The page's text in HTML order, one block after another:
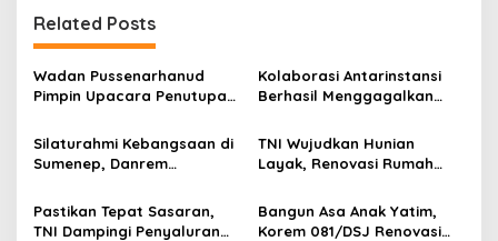
g
a
s
i
p
o
s
Related Posts
Wadan Pussenarhanud
Pimpin Upacara Penutupan
KDKMP Tahun 2026 di
Pusdikarhanud
Kolaborasi Antarinstansi
Berhasil Menggagalkan
3,4 Ton Merkuri Cair
Silaturahmi Kebangsaan di
Sumenep, Danrem
Semua Elemen Bersatu
Bangun Madura
TNI Wujudkan Hunian
Layak, Renovasi Rumah
Pastikan Tepat Sasaran,
TNI Dampingi Penyaluran
Bangun Asa Anak Yatim,
Korem 081/DSJ Renovasi